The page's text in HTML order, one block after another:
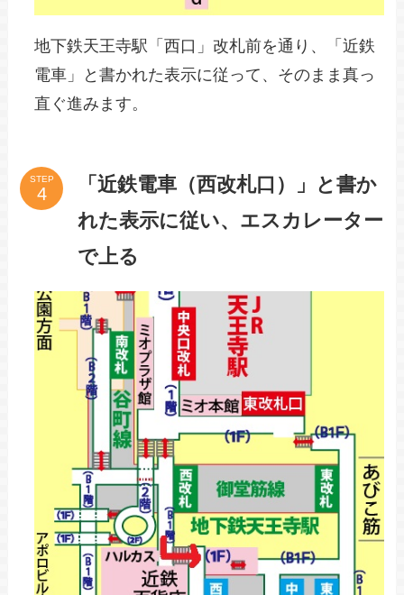
地下鉄天王寺駅「西口」改札前を通り、「近鉄
電車」と書かれた表示に従って、そのまま真っ
直ぐ進みます。
STEP
「近鉄電車（西改札口）」と書か
れた表示に従い、エスカレーター
で上る